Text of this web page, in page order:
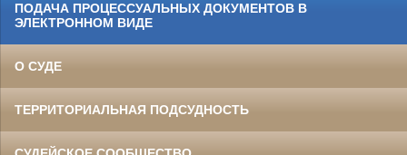
ПОДАЧА ПРОЦЕССУАЛЬНЫХ ДОКУМЕНТОВ В
ЭЛЕКТРОННОМ ВИДЕ
О СУДЕ
ТЕРРИТОРИАЛЬНАЯ ПОДСУДНОСТЬ